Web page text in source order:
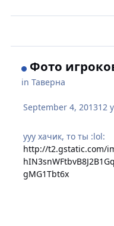
Фото
inТаверна
September 4, 201312
ууу хачик, то ты :lol:
http://t2.gstatic.com/
gMG1Tbt6x